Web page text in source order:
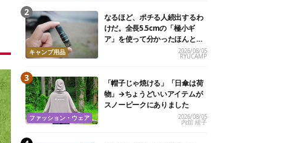
キャンプ用品
なるほど、ポチる人続出するわ
けだ。全長5.5cmの「極小ギ
ア」を使って分かったほんとの
2026/08/05
RYUCAMP
ファッション・ウェア
「帽子じゃ焼ける」「日傘は荷
物」→ちょうどいいアイテムが
スノーピークにありました
2026/08/05
内舘 綾子